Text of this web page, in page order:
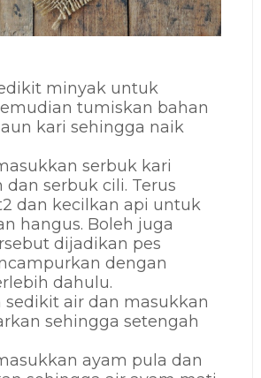
minyak untuk
tumiskan bahan
kari sehingga naik
serbuk kari
dan serbuk cili. Terus
dan kecilkan api untuk
hangus. Boleh juga
dijadikan pes
dengan
dahulu.
sedikit air dan masukkan
sehingga setengah
ayam pula dan